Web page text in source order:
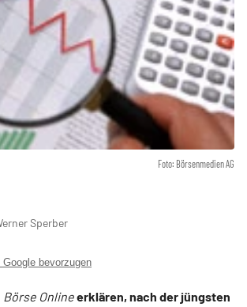
Foto: Börsenmedien AG
Sperber
bevorzugen
Börse Onlineerklären, nach der jüngsten